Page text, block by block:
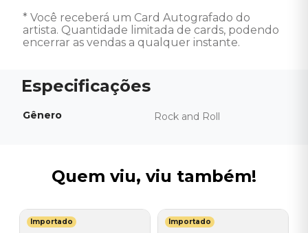
* Você receberá um Card Autografado do
artista. Quantidade limitada de cards, podendo
encerrar as vendas a qualquer instante.
Gênero Rock and Roll
Quem viu, viu também!
Importado Importado